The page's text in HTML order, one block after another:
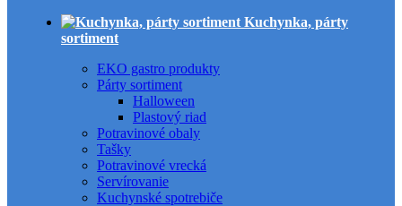
Kuchynka, párty
sortiment
EKO gastro produkty
Párty sortiment
Halloween
Plastový riad
Potravinové obaly
Tašky
Potravinové vrecká
Servírovanie
Kuchynské spotrebiče